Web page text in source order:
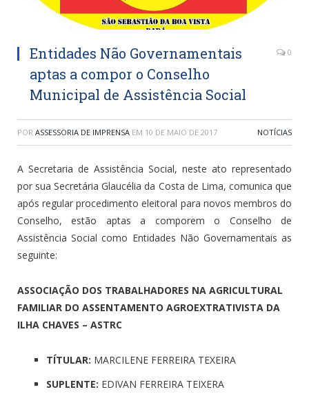
Entidades Não Governamentais
aptas a compor o Conselho
Municipal de Assistência Social
0
POR ASSESSORIA DE IMPRENSA EM 10 DE MAIO DE 2017 NOTÍCIAS
A Secretaria de Assistência Social, neste ato representado
por sua Secretária Glaucélia da Costa de Lima, comunica que
após regular procedimento eleitoral para novos membros do
Conselho, estão aptas a comporem o Conselho de
Assistência Social como Entidades Não Governamentais as
seguinte:
ASSOCIAÇÃO DOS TRABALHADORES NA AGRICULTURAL
FAMILIAR DO ASSENTAMENTO AGROEXTRATIVISTA DA
ILHA CHAVES – ASTRC
TÍTULAR: MARCILENE FERREIRA TEXEIRA
SUPLENTE: EDIVAN FERREIRA TEIXERA